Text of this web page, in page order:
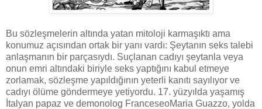
Bu sözleşmelerin altında yatan mitoloji karmaşıktı ama
konumuz açısından ortak bir yanı vardı: Şeytanın seks talebi
anlaşmanın bir parçasıydı. Suçlanan cadıyı şeytanla veya
onun emri altındaki biriyle seks yaptığını kabul etmeye
zorlamak, sözleşme yapıldığının yeterli kanıtı sayılıyor ve
cadıyı ölüme göndermeye yetiyordu. 17. yüzyılda yaşamış
İtalyan papaz ve demonolog FranceseoMaria Guazzo, yolda